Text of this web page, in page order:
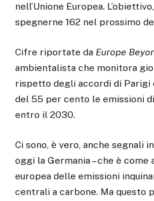
nell’Unione Europea.
spegnerne 162 nel prossimo
Cifre riportate da Europe
ambientalista che monitora
rispetto degli accordi di Parigi
del 55 per cento le emissioni
entro il 2030.
Ci sono, è vero, anche segnali
oggi la Germania – che è
europea delle emissioni
centrali a carbone. Ma questo